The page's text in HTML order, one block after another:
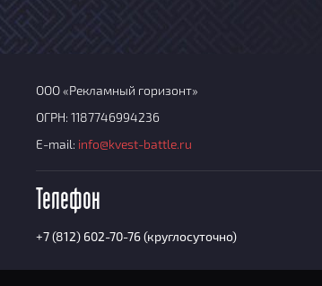
ООО «Рекламный горизонт»
ОГРН: 1187746994236
E-mail: info@kvest-battle.ru
Телефон
+7 (812) 602-70-76 (круглосуточно)